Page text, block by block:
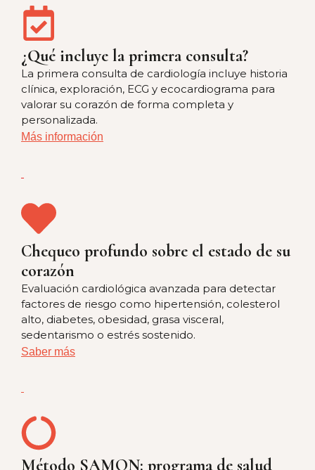
¿Qué incluye la primera consulta?
La primera consulta de cardiología incluye historia
clínica, exploración, ECG y ecocardiograma para
valorar su corazón de forma completa y
personalizada.
Más información
Chequeo profundo sobre el estado de su
corazón
Evaluación cardiológica avanzada para detectar
factores de riesgo como hipertensión, colesterol
alto, diabetes, obesidad, grasa visceral,
sedentarismo o estrés sostenido.
Saber más
Método SAMON: programa de salud